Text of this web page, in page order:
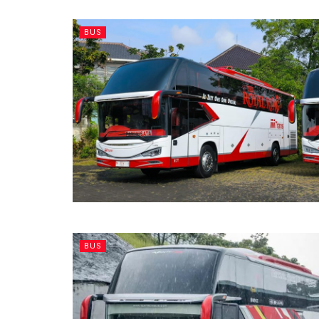
BUS
BUS